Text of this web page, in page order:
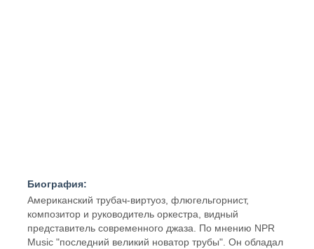
Биография:
Американский трубач-виртуоз, флюгельгорнист,
композитор и руководитель оркестра, видный
представитель современного джаза. По мнению NPR
Music "последний великий новатор трубы". Он обладал